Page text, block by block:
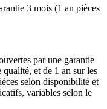
3 mois (1 an pièces
par une garantie
et de 1 an sur les
selon disponibilité et
variables selon le